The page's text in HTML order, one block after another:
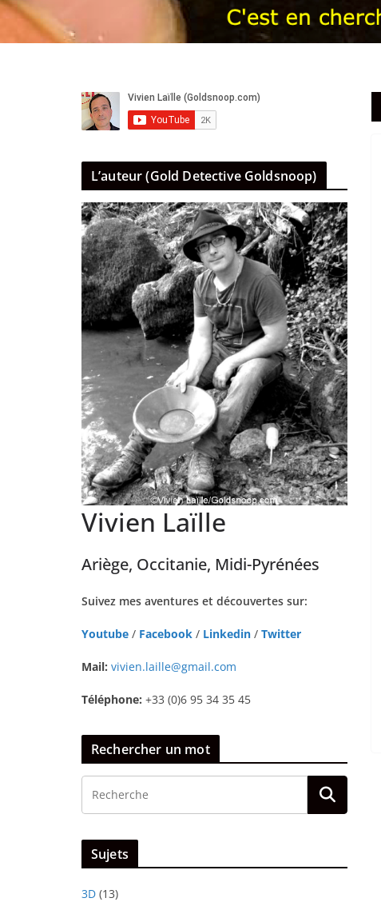
L’auteur (Gold Detective Goldsnoop)
Vivien Laïlle
Ariège, Occitanie, Midi-Pyrénées
Suivez mes aventures et découvertes sur:
Youtube / Facebook / Linkedin / Twitter
Mail: vivien.laille@gmail.com
Téléphone: +33 (0)6 95 34 35 45
Rechercher un mot
Sujets
3D (13)